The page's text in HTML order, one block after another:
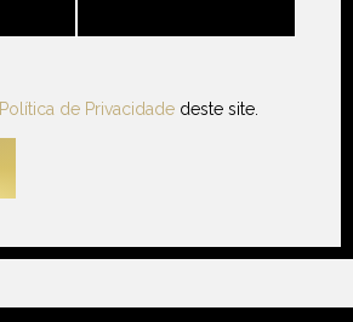
Política de Privacidade deste site.